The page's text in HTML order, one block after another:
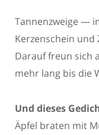
Tannenzweige —
Kerzenschein und
Darauf freun sich
mehr lang bis die
Und dieses
Äpfel braten mit